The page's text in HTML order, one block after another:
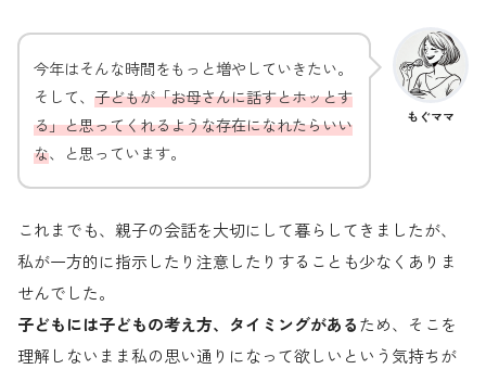
もぐママ
今年はそんな時間をもっと増やしていきたい。
そして、 子どもが「お母さんに話すとホッとす
る」と思ってくれるような存在になれたらいい
な、と思っています。
これまでも、親子の会話を大切にして暮らしてきましたが、
私が一方的に指示したり注意したりすることも少なくありま
せんでした。
子どもには子どもの考え方、タイミングがあるため、そこを
理解しないまま私の思い通りになって欲しいという気持ちが